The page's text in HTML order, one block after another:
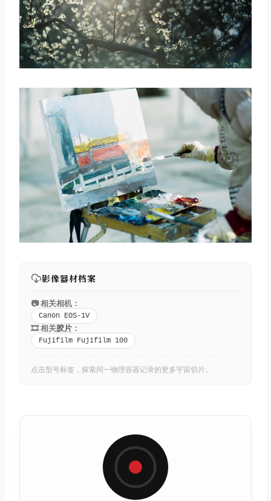
影像器材档案
📷 相关相机：
Canon EOS-1V
🎞️ 相关胶片 ：
Fujifilm Fujifilm 100
点击型号标签，探索同一物理容器记录的更多宇宙切片。